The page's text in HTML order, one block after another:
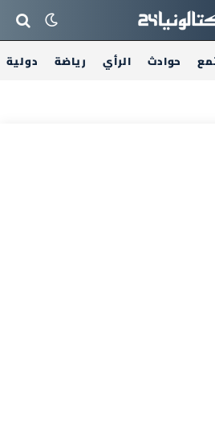
حوادث الرأي رياضة دولية